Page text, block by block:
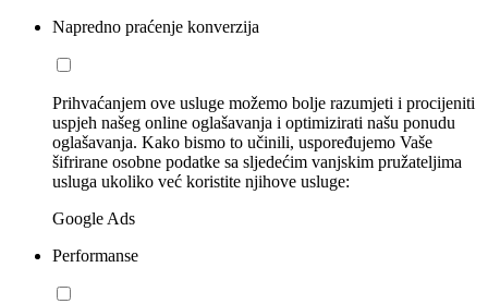
Napredno praćenje konverzija
Prihvaćanjem ove usluge možemo bolje razumjeti i procijeniti
uspjeh našeg online oglašavanja i optimizirati našu ponudu
oglašavanja. Kako bismo to učinili, uspoređujemo Vaše
šifrirane osobne podatke sa sljedećim vanjskim pružateljima
usluga ukoliko već koristite njihove usluge:
Google Ads
Performanse